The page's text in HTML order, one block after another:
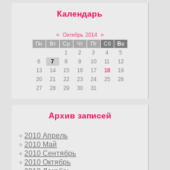
Календарь
« Октябрь 2014 »
Пн
Вт Ср Чт Пт Сб
Вс
1
2 3 4
5
6
7 8 9 10 11
12
13
14 15 16 17 18
19
20
21 22 23 24 25
26
27
28 29 30 31
Архив записей
2010 Апрель
2010 Май
2010 Сентябрь
2010 Октябрь